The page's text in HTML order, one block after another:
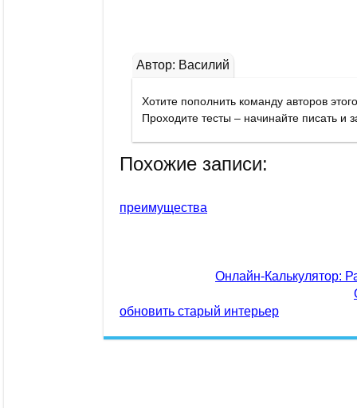
Автор: Василий
Похожие записи:
преимущества
Онлайн-Калькулятор:
обновить старый интерьер